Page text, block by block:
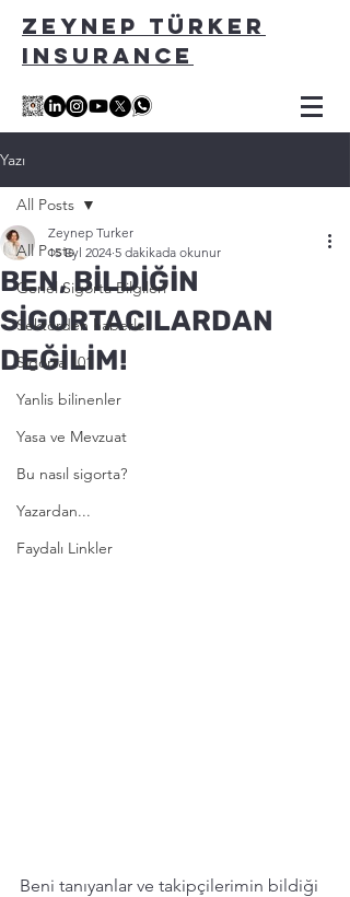
ZEYNEP TÜRKER
INSURANCE
Yazı
All Posts
Genel Sigorta Bilgileri
Sektörden haberler
Sigorta 101
Yanlis bilinenler
Yasa ve Mevzuat
Bu nasıl sigorta?
Yazardan...
Faydalı Linkler
All Posts
BEN, BİLDİĞİN
SİGORTACILARDAN
DEĞİLİM!
Zeynep Turker
15 Eyl 2024 5 dakikada okunur
Beni tanıyanlar ve takipçilerimin bildiği